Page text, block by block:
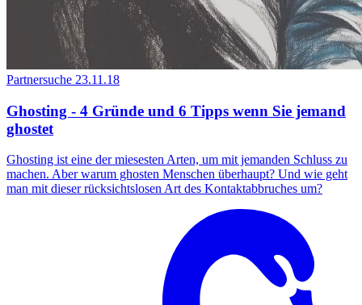
Partnersuche 23.11.18
Ghosting - 4 Gründe und 6 Tipps wenn Sie jemand
ghostet
Ghosting ist eine der miesesten Arten, um mit jemanden Schluss zu
machen. Aber warum ghosten Menschen überhaupt? Und wie geht
man mit dieser rücksichtslosen Art des Kontaktabbruches um?